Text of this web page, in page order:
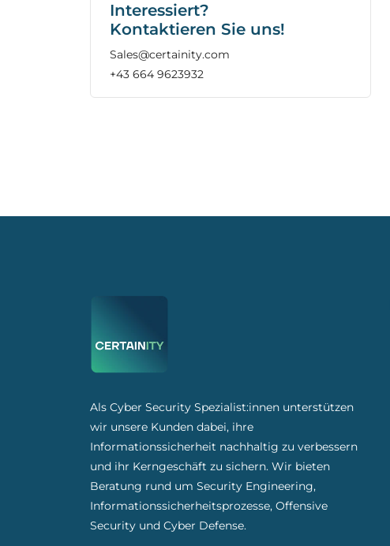
Interessiert?
Kontaktieren Sie uns!
Sales@certainity.com
+43 664 9623932
Als Cyber Security Spezialist:innen unterstützen
wir unsere Kunden dabei, ihre
Informationssicherheit nachhaltig zu verbessern
und ihr Kerngeschäft zu sichern. Wir bieten
Beratung rund um Security Engineering,
Informationssicherheitsprozesse, Offensive
Security und Cyber Defense.